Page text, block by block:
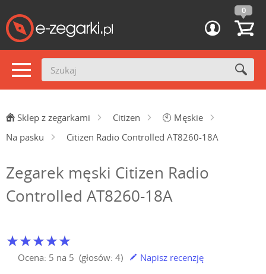
0
Sklep z zegarkami Citizen 🕙 Męskie
Na pasku
Citizen Radio Controlled AT8260-18A
Zegarek męski Citizen Radio
Controlled AT8260-18A
Ocena: 5 na 5 (głosów: 4) Napisz recenzję